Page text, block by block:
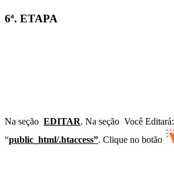
6ª. ETAPA
Na seção EDITAR. Na seção Você Editará:
“public_html/.htaccess”. Clique no botão